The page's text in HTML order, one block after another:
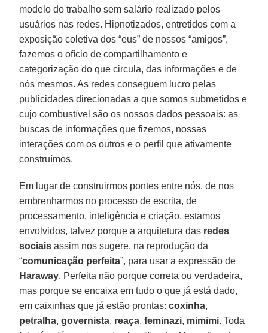
modelo do trabalho sem salário realizado pelos
usuários nas redes. Hipnotizados, entretidos com a
exposição coletiva dos “eus” de nossos “amigos”,
fazemos o ofício de compartilhamento e
categorização do que circula, das informações e de
nós mesmos. As redes conseguem lucro pelas
publicidades direcionadas a que somos submetidos e
cujo combustível são os nossos dados pessoais: as
buscas de informações que fizemos, nossas
interações com os outros e o perfil que ativamente
construímos.
Em lugar de construirmos pontes entre nós, de nos
embrenharmos no processo de escrita, de
processamento, inteligência e criação, estamos
envolvidos, talvez porque a arquitetura das redes
sociais assim nos sugere, na reprodução da
“comunicação perfeita”, para usar a expressão de
Haraway. Perfeita não porque correta ou verdadeira,
mas porque se encaixa em tudo o que já está dado,
em caixinhas que já estão prontas:coxinha,
petralha,governista, reaça,feminazi, mimimi. Toda